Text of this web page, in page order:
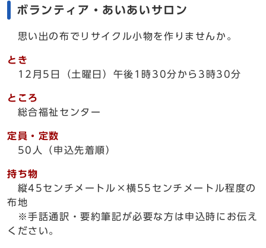
ボランティア・あいあいサロン
思い出の布でリサイクル小物を作りませんか。
とき
12月5日（土曜日）午後1時30分から3時30分
ところ
総合福祉センター
定員・定数
50人（申込先着順）
持ち物
縦45センチメートル×横55センチメートル程度の
布地
※手話通訳・要約筆記が必要な方は申込時にお伝え
ください。